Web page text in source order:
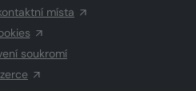
místa
soukromí